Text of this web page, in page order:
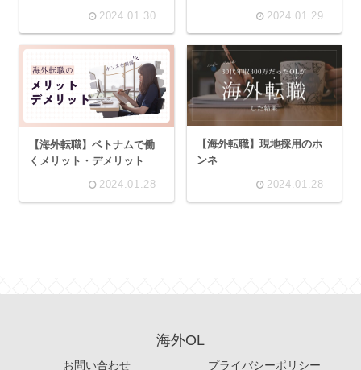
2024.01.30
2024.01.29
【海外転職】ベトナムで働
くメリット・デメリット
2024.01.28
【海外転職】現地採用のホ
ンネ
2024.01.28
海外OL
お問い合わせ プライバシーポリシー